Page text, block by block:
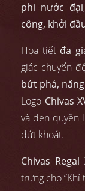
phi nước đại
công, khởi
Họa tiết đa
giác chuyển
bứt phá,
Logo Chivas
và đen quyền
dứt khoát.
Chivas
trưng cho “Khí